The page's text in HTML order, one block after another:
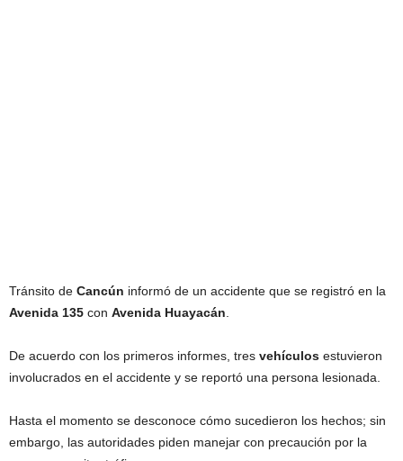
Tránsito de Cancún informó de un accidente que se registró en la
Avenida 135 con Avenida Huayacán
De acuerdo con los primeros informes, tres vehículos estuvieron
involucrados en el accidente y se reportó una persona lesionada.
Hasta el momento se desconoce cómo sucedieron los hechos; sin
embargo, las autoridades piden manejar con precaución por la